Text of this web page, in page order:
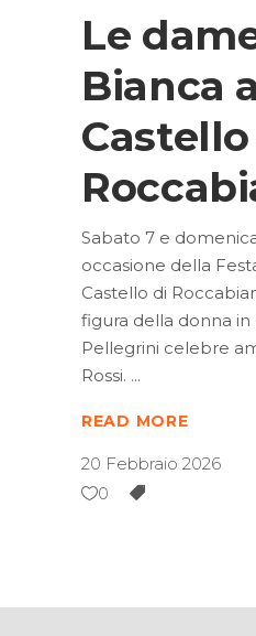
Le
Bianca
Sabato 7 e
occasione della
Castello di
figura della donna in
Pellegrini celebre
Rossi.
READ MORE
20 Febbraio 2026
0